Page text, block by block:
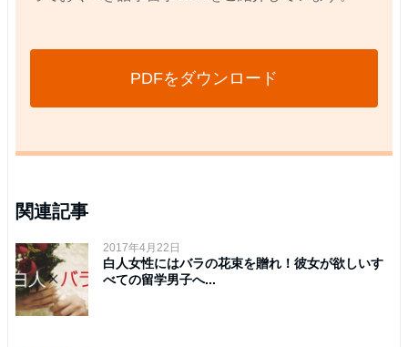
PDFをダウンロード
関連記事
2017年4月22日
白人女性にはバラの花束を贈れ！彼女が欲しいす
べての留学男子へ...